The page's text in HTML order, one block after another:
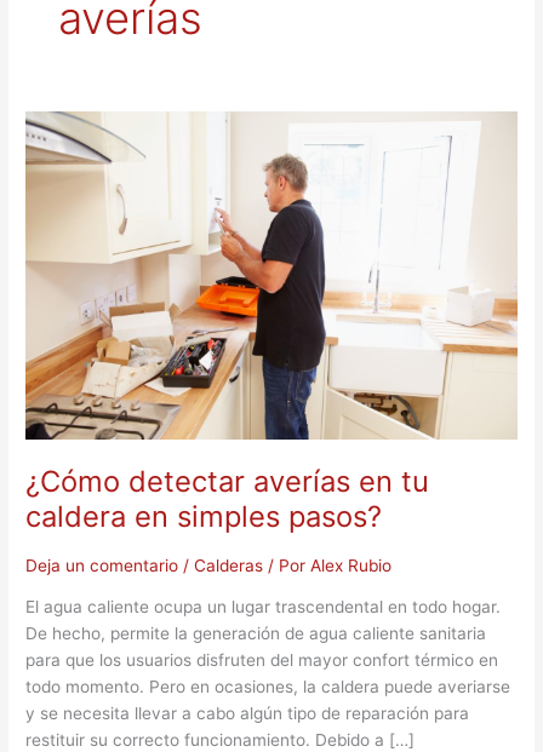
averías
¿Cómo detectar averías en tu
caldera en simples pasos?
Deja un comentario /Calderas / PorAlex Rubio
El agua caliente ocupa un lugar trascendental en todo hogar.
De hecho, permite la generación de agua caliente sanitaria
para que los usuarios disfruten del mayor confort térmico en
todo momento. Pero en ocasiones, la caldera puede averiarse
y se necesita llevar a cabo algún tipo de reparación para
restituir su correcto funcionamiento. Debido a […]
¿Cómo
detectar
averías
caldera
en
simples
pasos?